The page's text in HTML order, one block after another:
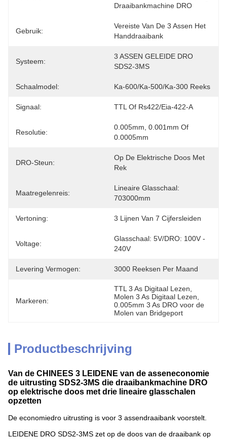
Draaibankmachine DRO
Gebruik:
Vereiste Van De 3 Assen Het
Handdraaibank
Systeem:
3 ASSEN GELEIDE DRO
SDS2-3MS
Schaalmodel: Ka-600/ka-500/ka-300 Reeks
Signaal: TTL Of Rs422/eia-422-A
Resolutie:
0.005mm, 0.001mm Of
0.0005mm
DRO-Steun:
Op De Elektrische Doos Met
Rek
Maatregelenreis:
Lineaire Glasschaal:
703000mm
Vertoning: 3 Lijnen Van 7 Cijfersleiden
Voltage:
Glasschaal: 5V/DRO: 100V -
240V
Levering Vermogen: 3000 Reeksen Per Maand
Markeren:
TTL 3 As Digitaal Lezen
Molen 3 As Digitaal Lezen
0.005mm 3 As DRO voor de
Molen van Bridgeport
Productbeschrijving
Van de CHINEES 3 LEIDENE van de asseneconomie
de uitrusting SDS2-3MS die draaibankmachine DRO
op elektrische doos met drie lineaire glasschalen
opzetten
De economiedro uitrusting is voor 3 assendraaibank voorstelt.
LEIDENE DRO SDS2-3MS zet op de doos van de draaibank op